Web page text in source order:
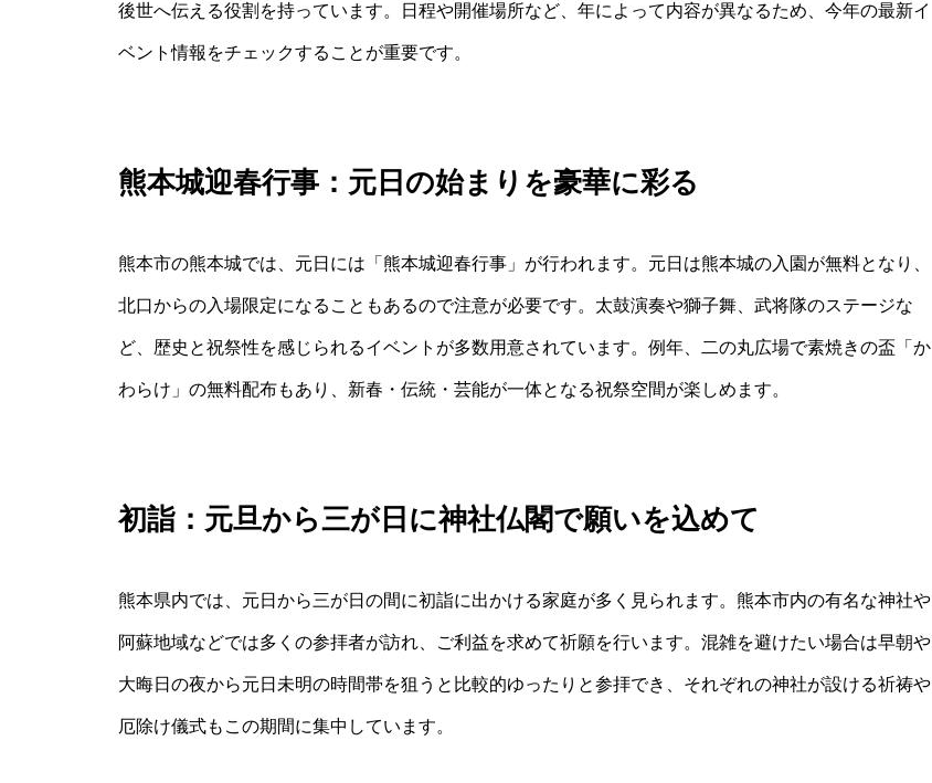
後世へ伝える役割を持っています。日程や開催場所など、年によって内容が異なるため、今年の最新イ
ベント情報をチェックすることが重要です。
熊本城迎春行事：元日の始まりを豪華に彩る
熊本市の熊本城では、元日には「熊本城迎春行事」が行われます。元日は熊本城の入園が無料となり、
北口からの入場限定になることもあるので注意が必要です。太鼓演奏や獅子舞、武将隊のステージな
ど、歴史と祝祭性を感じられるイベントが多数用意されています。例年、二の丸広場で素焼きの盃「か
わらけ」の無料配布もあり、新春・伝統・芸能が一体となる祝祭空間が楽しめます。
初詣：元旦から三が日に神社仏閣で願いを込めて
熊本県内では、元日から三が日の間に初詣に出かける家庭が多く見られます。熊本市内の有名な神社や
阿蘇地域などでは多くの参拝者が訪れ、ご利益を求めて祈願を行います。混雑を避けたい場合は早朝や
大晦日の夜から元日未明の時間帯を狙うと比較的ゆったりと参拝でき、それぞれの神社が設ける祈祷や
厄除け儀式もこの期間に集中しています。